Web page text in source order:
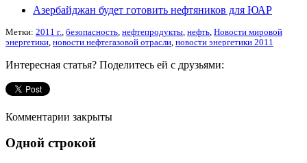
Азербайджан будет готовить нефтяников для ЮАР
Метки: 2011 г. безопасность нефтепродукты нефть Новости мировой
энергетики новости нефтегазовой отрасли новости энергетики 2011
Интересная статья? Поделитесь ей с друзьями:
Комментарии закрыты
Одной строкой